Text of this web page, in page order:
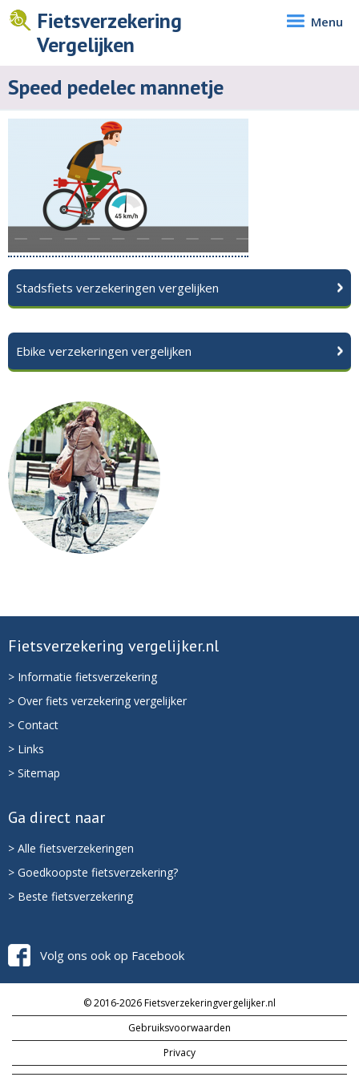
Fietsverzekering
Vergelijken
Menu
Speed pedelec mannetje
Stadsfiets verzekeringen vergelijken
Ebike verzekeringen vergelijken
Fietsverzekering vergelijker.nl
> Informatie fietsverzekering
> Over fiets verzekering vergelijker
> Contact
> Links
> Sitemap
Ga direct naar
> Alle fietsverzekeringen
> Goedkoopste fietsverzekering?
> Beste fietsverzekering
Volg ons ook op Facebook
© 2016-2026 Fietsverzekeringvergelijker.nl
Gebruiksvoorwaarden
Privacy